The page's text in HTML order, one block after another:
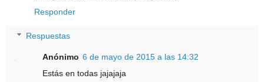
Responder
Respuestas
Anónimo 6 de mayo de 2015 a las 14:32
Estás en todas jajajaja